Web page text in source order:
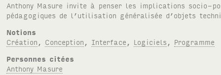
Anthony Masure invite à penser les implications socio-
pédagogiques de l’utilisation généralisée d’objets
Notions
Création
Conception Interface Logiciels
Programme
Personnes citées
Anthony Masure